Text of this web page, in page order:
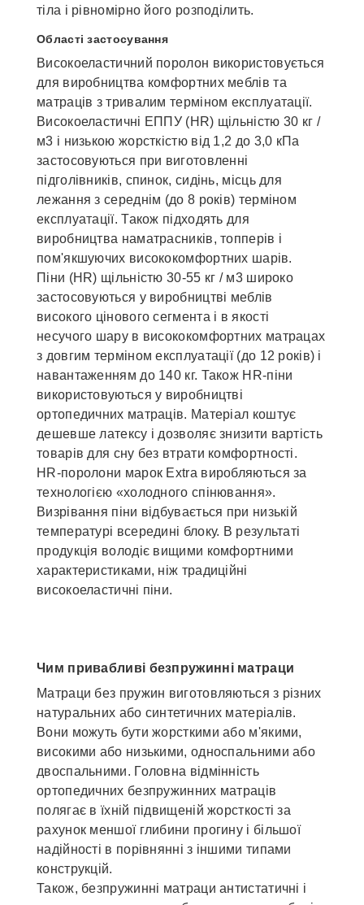
тіла і рівномірно його розподілить.
Області застосування
Високоеластичний поролон використовується
для виробництва комфортних меблів та
матраців з тривалим терміном експлуатації.
Високоеластичні ЕППУ (HR) щільністю 30 кг /
м3 і низькою жорсткістю від 1,2 до 3,0 кПа
застосовуються при виготовленні
підголівників, спинок, сидінь, місць для
лежання з середнім (до 8 років) терміном
експлуатації. Також підходять для
виробництва наматрасників, топперів і
пом'якшуючих висококомфортних шарів.
Піни (HR) щільністю 30-55 кг / м3 широко
застосовуються у виробництві меблів
високого цінового сегмента і в якості
несучого шару в висококомфортних матрацах
з довгим терміном експлуатації (до 12 років) і
навантаженням до 140 кг. Також HR-піни
використовуються у виробництві
ортопедичних матраців. Матеріал коштує
дешевше латексу і дозволяє знизити вартість
товарів для сну без втрати комфортності.
НR-поролони марок Extra виробляються за
технологією «холодного спінювання».
Визрівання піни відбувається при низькій
температурі всередині блоку. В результаті
продукція володіє вищими комфортними
характеристиками, ніж традиційні
високоеластичні піни.
Чим привабливі безпружинні матраци
Матраци без пружин виготовляються з різних
натуральних або синтетичних матеріалів.
Вони можуть бути жорсткими або м'якими,
високими або низькими, односпальними або
двоспальними. Головна відмінність
ортопедичних безпружинних матраців
полягає в їхній підвищеній жорсткості за
рахунок меншої глибини прогину і більшої
надійності в порівнянні з іншими типами
конструкцій.
Також, безпружинні матраци антистатичні і